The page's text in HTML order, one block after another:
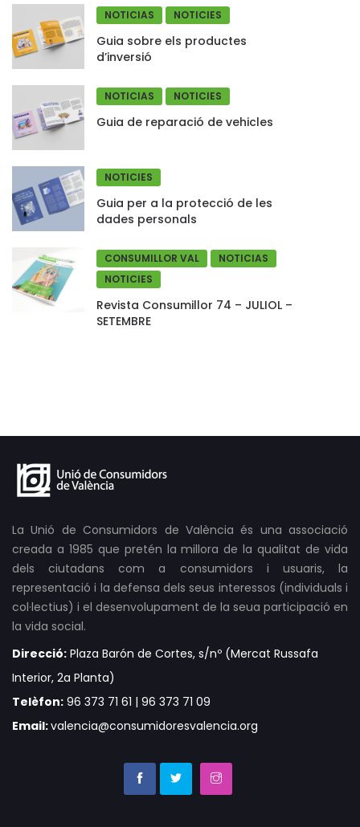
NOTICIAS NOTICIES
Guia sobre els productes
d’inversió
NOTICIAS NOTICIES
Guia de reparació de vehicles
NOTICIES
Guia per a la protecció de les
dades personals
CONSUMILLOR VAL
NOTICIAS
NOTICIES
Revista Consumillor 74 – JULIOL –
SETEMBRE
La Unió de Consumidors de València és una associació
creada a 1985 que pretén la millora de la qualitat de vida
dels ciutadans com a consumidors i usuaris, la
representació i la defensa dels seus interessos (individuals i
col·lectius) i el desenvolupament de la seua participació en
la vida social.
Direcció: Plaza Barón de Cortes, s/nº (Mercat Russafa
Interior, 2a Planta)
Telèfon: 96 373 71 61 | 96 373 71 09
Email:valencia@consumidoresvalencia.org